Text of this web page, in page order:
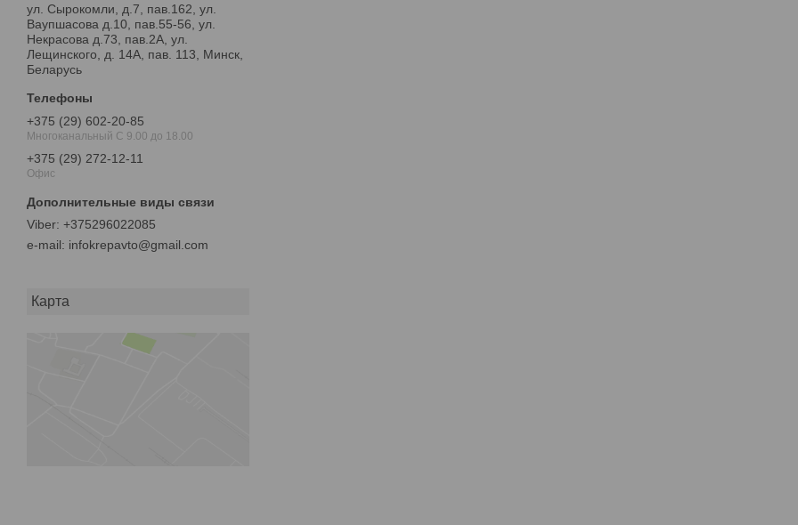
ул. Сырокомли, д.7, пав.162, ул.
Ваупшасова д.10, пав.55-56, ул.
Некрасова д.73, пав.2А, ул.
Лещинского, д. 14А, пав. 113, Минск,
Беларусь
+375 (29) 602-20-85
Многоканальный С 9.00 до 18.00
+375 (29) 272-12-11
Офис
+375296022085
e-mail
infokrepavto@gmail.com
Карта